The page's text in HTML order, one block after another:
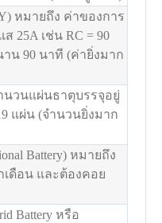
หมายถึง ค่าของการ
25A เช่น RC = 90
าน 90 นาที (ค่ายิ่งมาก
นวนแผ่นธาตุบรรจุอยู่
แผ่น (จำนวนยิ่งมาก
Battery) หมายถึง
ดือน และต้องคอย
Battery หรือ